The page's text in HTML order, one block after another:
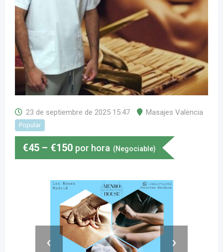
23 de septiembre de 2025 15:47 Masajes Valencia
Popular
€45 – €150 por hora (Negociable)
‹ ›